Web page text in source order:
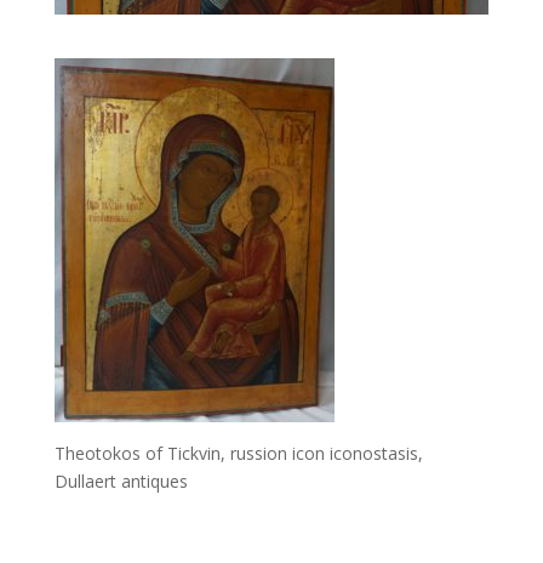
Theotokos of Tickvin, russion icon iconostasis,
Dullaert antiques